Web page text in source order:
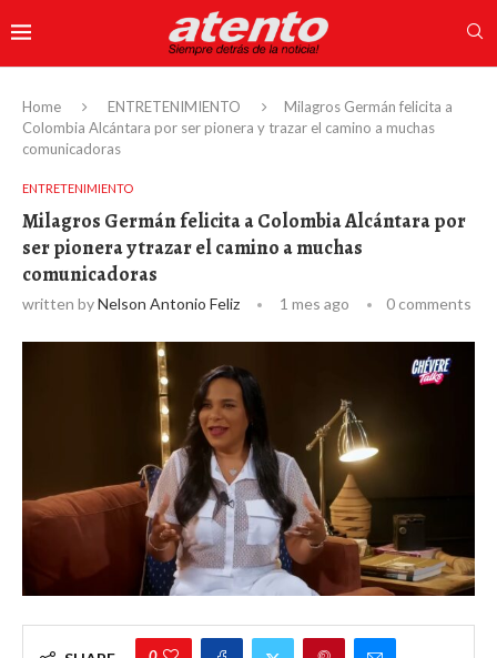
Home ENTRETENIMIENTO
Milagros Germán felicita a
Colombia Alcántara por ser pionera y trazar el camino a muchas
comunicadoras
ENTRETENIMIENTO
Milagros Germán felicita a Colombia Alcántara por
ser pionera y trazar el camino a muchas
comunicadoras
written byNelson Antonio Feliz 1 mes ago 0 comments